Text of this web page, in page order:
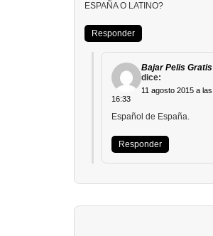
ESPAÑA O LATINO?
Responder
Bajar Pelis Gratis
dice:
11 agosto 2015 a las
16:33
Español de España.
Responder